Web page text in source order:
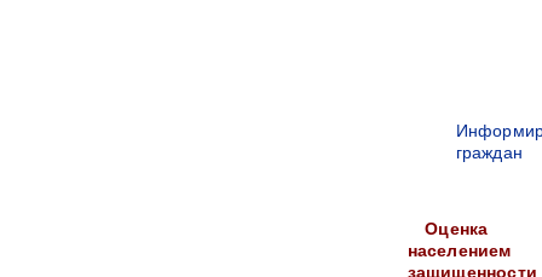
граждан
Оценка
населением
защищенности